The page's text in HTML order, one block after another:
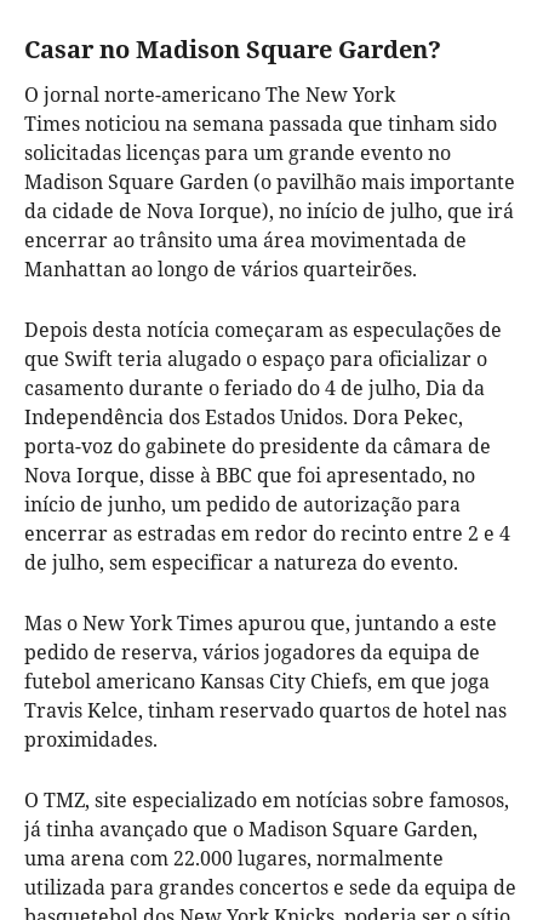
Casar no Madison Square Garden?
O jornal norte-americano The New York
Times noticiou na semana passada que tinham sido
solicitadas licenças para um grande evento no
Madison Square Garden (o pavilhão mais importante
da cidade de Nova Iorque), no início de julho, que irá
encerrar ao trânsito uma área movimentada de
Manhattan ao longo de vários quarteirões.
Depois desta notícia começaram as especulações de
que Swift teria alugado o espaço para oficializar o
casamento durante o feriado do 4 de julho, Dia da
Independência dos Estados Unidos. Dora Pekec,
porta-voz do gabinete do presidente da câmara de
Nova Iorque, disse à BBC que foi apresentado, no
início de junho, um pedido de autorização para
encerrar as estradas em redor do recinto entre 2 e 4
de julho, sem especificar a natureza do evento.
Mas o New York Times apurou que, juntando a este
pedido de reserva, vários jogadores da equipa de
futebol americano Kansas City Chiefs, em que joga
Travis Kelce, tinham reservado quartos de hotel nas
proximidades.
O TMZ, site especializado em notícias sobre famosos,
já tinha avançado que o Madison Square Garden,
uma arena com 22.000 lugares, normalmente
utilizada para grandes concertos e sede da equipa de